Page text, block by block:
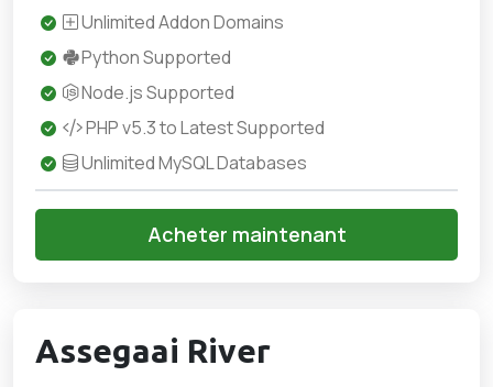
Unlimited Addon Domains
Python Supported
Node.js Supported
PHP v5.3 to Latest Supported
Unlimited MySQL Databases
Acheter maintenant
Assegaai River